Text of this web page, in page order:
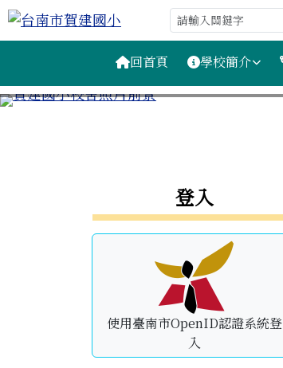
跳至主內容區
台南市賀建國小
回首頁 學校簡介
左邊區域內容
登入
使用臺南市OpenID認證系統登
入